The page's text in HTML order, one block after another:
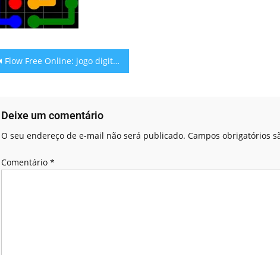
Flow Free Online: jogo digital
Deixe um comentário
O seu endereço de e-mail não será publicado. Campos obrigatórios
Comentário *